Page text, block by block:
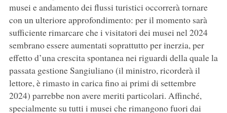
musei e andamento dei flussi turistici occorrerà tornare
con un ulteriore approfondimento: per il momento sarà
sufficiente rimarcare che i visitatori dei musei nel 2024
sembrano essere aumentati soprattutto per inerzia, per
effetto d’una crescita spontanea nei riguardi della quale la
passata gestione Sangiuliano (il ministro, ricorderà il
lettore, è rimasto in carica fino ai primi di settembre
2024) parrebbe non avere meriti particolari. Affinché,
specialmente su tutti i musei che rimangono fuori dai